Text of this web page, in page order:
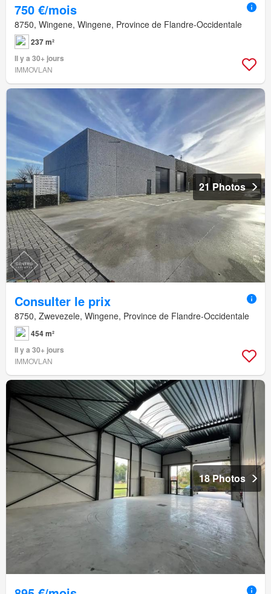
750 €/mois
8750, Wingene, Wingene, Province de Flandre-Occidentale
237 m²
Il y a 30+ jours
IMMOVLAN
21 Photos
Consulter le prix
8750, Zwevezele, Wingene, Province de Flandre-Occidentale
454 m²
Il y a 30+ jours
IMMOVLAN
18 Photos